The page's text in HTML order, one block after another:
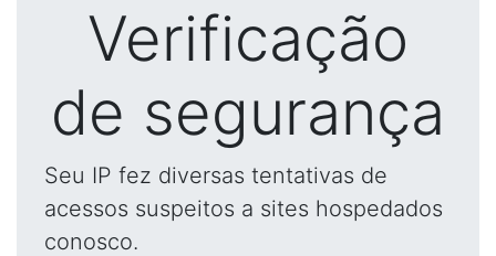
Verificação
de segurança
Seu IP fez diversas tentativas de
acessos suspeitos a sites hospedados
conosco.